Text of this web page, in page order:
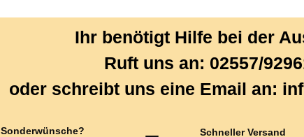
Ihr benötigt Hilfe bei der
Ruft uns an: 02557/
oder schreibt uns eine Email an:
Sonderwünsche?
Schneller Versand